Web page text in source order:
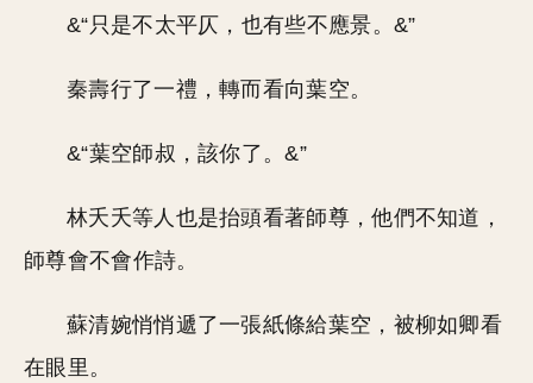
&“只是不太平仄，也有些不應景。&”
秦壽行了一禮，轉而看向葉空。
&“葉空師叔，該你了。&”
林夭夭等人也是抬頭看著師尊，他們不知道，
師尊會不會作詩。
蘇清婉悄悄遞了一張紙條給葉空，被柳如卿看
在眼里。